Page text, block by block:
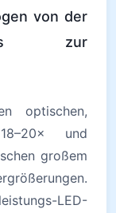
von der
bis zur
optischen,
und
großem
LED-